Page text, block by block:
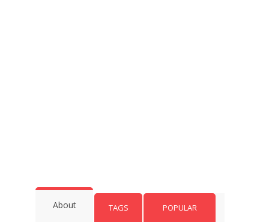
About TAGS POPULAR